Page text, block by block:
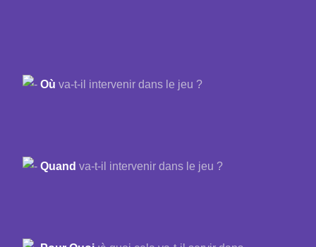
Où va-t-il intervenir dans le jeu ?
Quand va-t-il intervenir dans le jeu ?